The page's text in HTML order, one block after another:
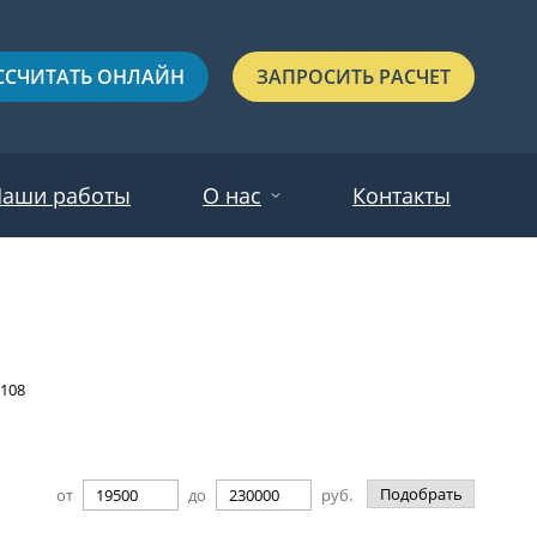
ОНЛАЙН ЗАПРОСИТЬ РАСЧЕТ
С выдавленным рисунком
работы О нас Контакты
108
от до руб. Подобрать